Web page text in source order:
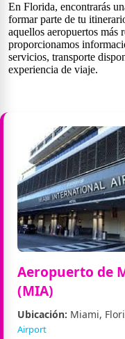
En Florida, encontrarás
formar parte de tu
aquellos aeropuertos más
proporcionamos
servicios, transporte
experiencia de viaje.
Aeropuerto de
(MIA)
Ubicación: Miami,
Airport